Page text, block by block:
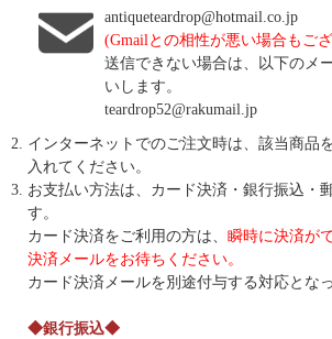
antiqueteardrop@hotmail.co.jp
(Gmailとの相性が悪い場合もご
送信できない場合は、以下のメ
いします。
teardrop52@rakumail.jp
インターネットでのご注文時は、該当商品
入れてください。
お支払い方法は、カード決済・銀行振込・
す。
カード決済をご利用の方は、 瞬時に決済が
決済メールをお待ちください。
カード決済メールを別途付与する対応とな
◆銀行振込◆